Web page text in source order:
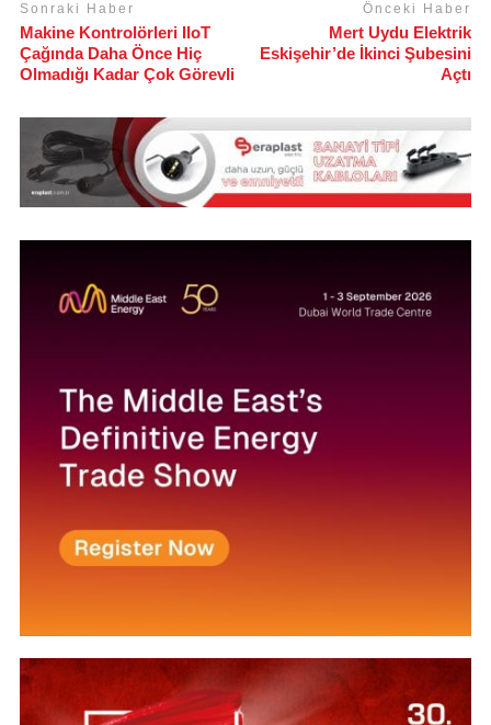
Sonraki Haber
Makine Kontrolörleri IIoT
Çağında Daha Önce Hiç
Olmadığı Kadar Çok Görevli
Önceki Haber
Mert Uydu Elektrik
Eskişehir’de İkinci Şubesini
Açtı